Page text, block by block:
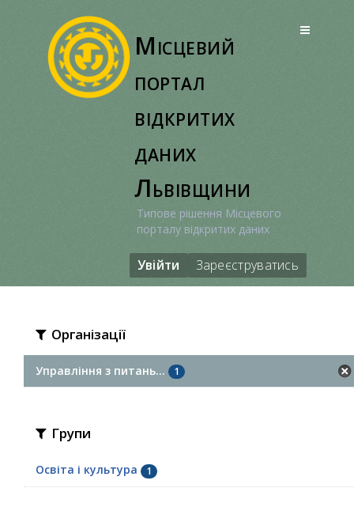
Місцевий
портал
відкритих
даних
Львівщини
Типове рішення Місцевого
порталу відкритих даних
Увійти Зареєструватись
Організації
Управління з питань... 1
Групи
Освіта і культура 1